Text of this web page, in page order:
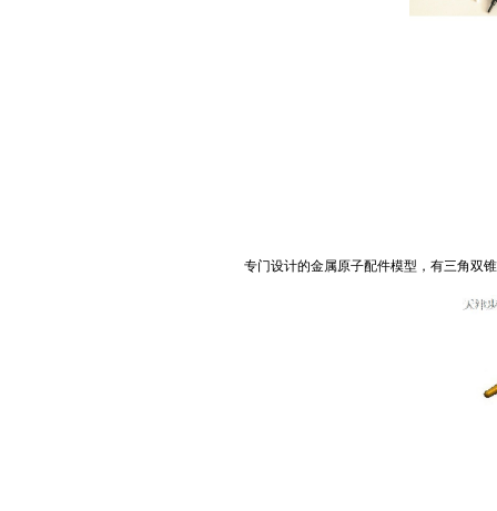
专门设计的金属原子配件模型，有三角双